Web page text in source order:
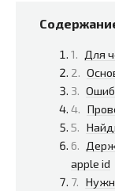
Для
apple id